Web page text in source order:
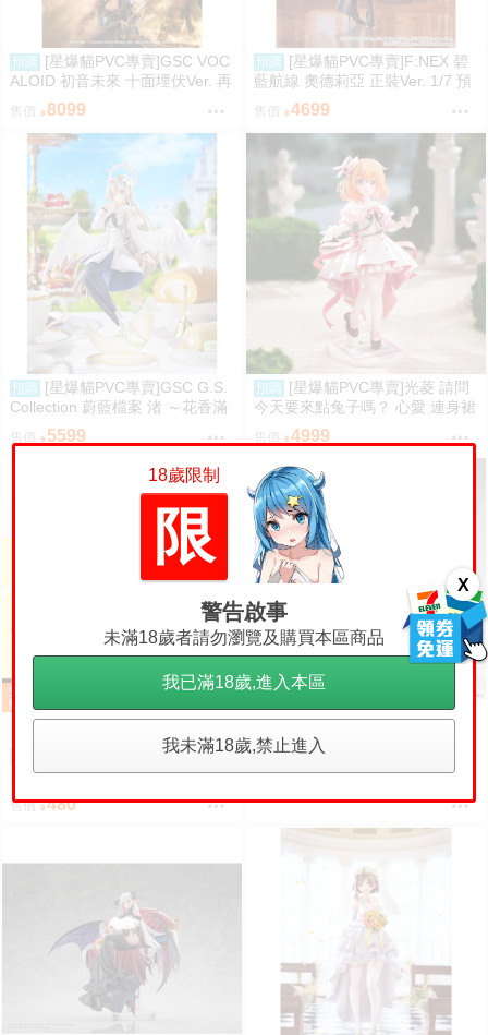
X
預購
[星爆貓PVC專賣]GSC VOC
ALOID 初音未來 十面埋伏Ver. 再
版 預計2027/10到貨
售價 8099
預購
[星爆貓PVC專賣]F:NEX 碧
藍航線 奧德莉亞 正裝Ver. 1/7 預
計2027/06到貨
售價 4699
預購
[星爆貓PVC專賣]GSC G.S.
Collection 蔚藍檔案 渚 ～花香滿
溢的微笑～ 預計2027/12到貨
5599
預購
[星爆貓PVC專賣]光菱 請問
今天要來點兔子嗎？ 心愛 連身裙
Ver. 預計2027/08到貨
4999
【怨念事務所】預購 1
1月(免訂金) Ensky 我的英雄學院
2彈 9款分售 0816
售價 480
預購 [星爆貓PVC專賣]MegaHou
就拿出真本事 艾莉絲·伯雷亞斯·
格雷拉特 預計2027/06到貨
6299
18歲限制
限
警告啟事
未滿18歲者請勿瀏覽及購買本區商品
我已滿18歲,進入本區
我未滿18歲,禁止進入